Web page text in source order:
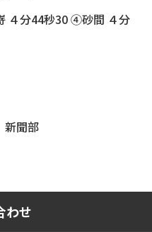
４分44秒30 ④砂間 ４分
新聞部
わせ